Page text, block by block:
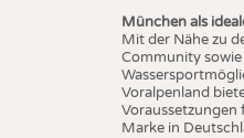
München als
Mit der Nähe zu
Community
Voralpenland
Voraussetzungen
Marke in